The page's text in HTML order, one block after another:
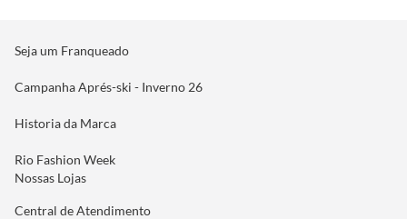
Seja um Franqueado
Campanha Aprés-ski - Inverno 26
Historia da Marca
Rio Fashion Week
Nossas Lojas
Central de Atendimento